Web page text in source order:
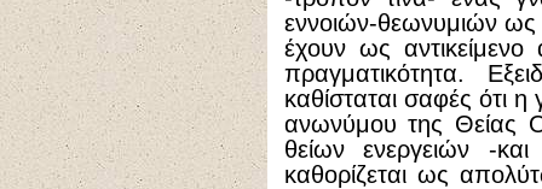
εννοιών-θεωνυμιών
έχουν ως
πραγματικότητα.
καθίσταται σαφές ότι η
ανωνύμου της Θείας
θείων ενεργειών -
καθορίζεται ως